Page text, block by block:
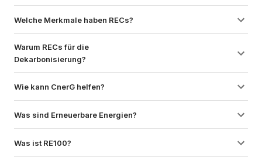
Welche Merkmale haben RECs?
Warum RECs für die
Dekarbonisierung?
Wie kann CnerG helfen?
Was sind Erneuerbare Energien?
Was ist RE100?